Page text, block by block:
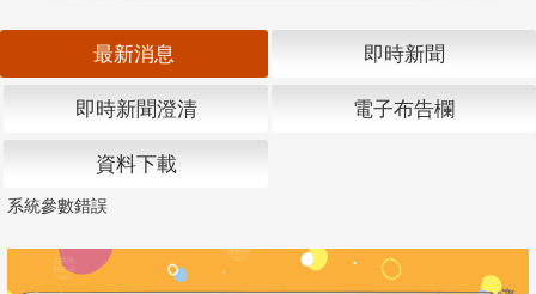
最新消息 即時新聞
即時新聞澄清 電子布告欄
資料下載
系統參數錯誤